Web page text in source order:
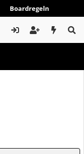
Boardregeln